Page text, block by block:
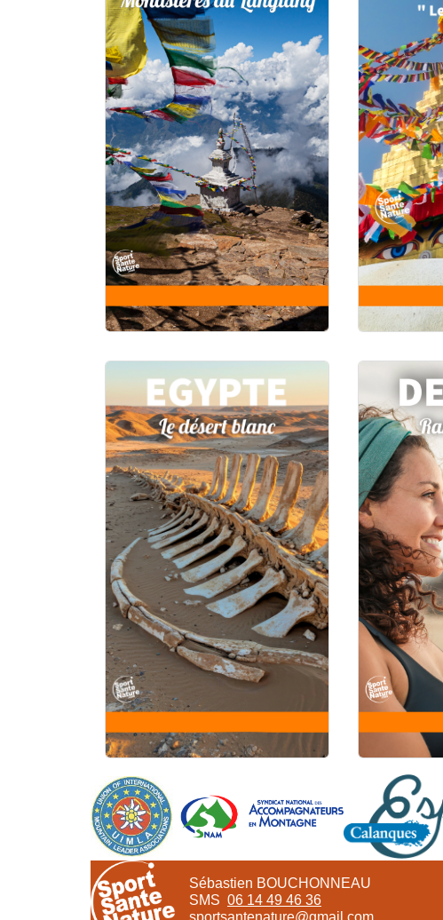
Sébastien BOUCHONNEAU
SMS 06 14 49 46 36
sportsantenature@gmail.com